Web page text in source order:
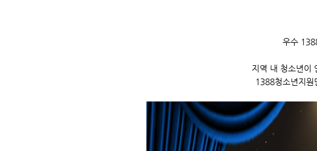
우수
지역 내 청소년이
1388청소년지원